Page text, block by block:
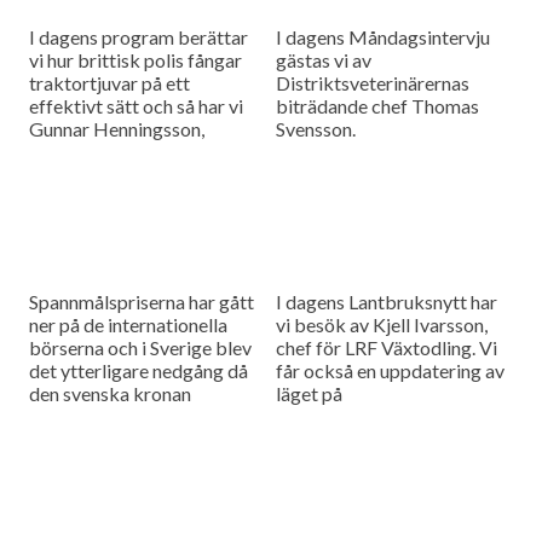
I dagens program berättar
vi hur brittisk polis fångar
traktortjuvar på ett
effektivt sätt och så har vi
Gunnar Henningsson,
I dagens Måndagsintervju
gästas vi av
Distriktsveterinärernas
biträdande chef Thomas
Svensson.
Spannmålspriserna har gått
ner på de internationella
börserna och i Sverige blev
det ytterligare nedgång då
den svenska kronan
I dagens Lantbruksnytt har
vi besök av Kjell Ivarsson,
chef för LRF Växtodling. Vi
får också en uppdatering av
läget på